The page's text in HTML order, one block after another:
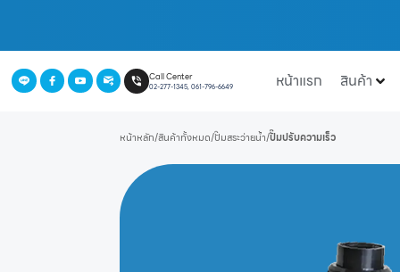
Call Center
02-277-1345, 061-796-6649 หน้าแรก สินค้า
หน้าหลัก/สินค้าทั้งหมด/ปั๊มสระว่ายน้ำ/ปั๊มปรับความเร็ว